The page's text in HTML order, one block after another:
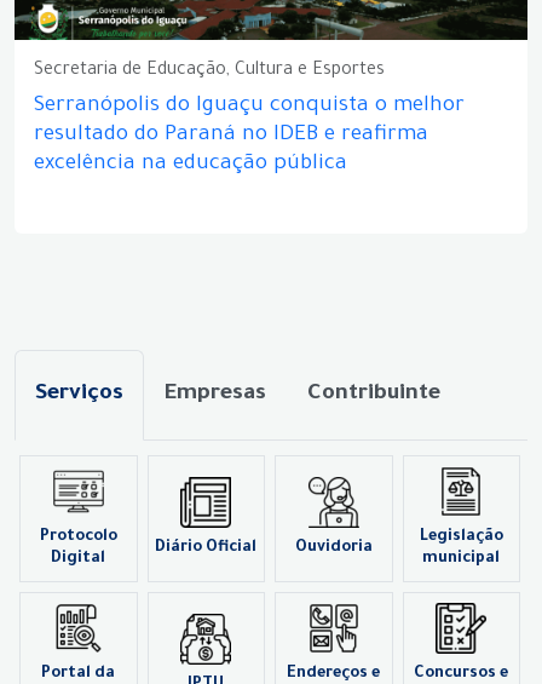
Secretaria de Educação, Cultura e Esportes
Serranópolis do Iguaçu conquista o melhor
resultado do Paraná no IDEB e reafirma
excelência na educação pública
Serviços Empresas Contribuinte
Protocolo
Digital
Diário Oficial Ouvidoria
Legislação
municipal
Portal da
Endereços e
Concursos e